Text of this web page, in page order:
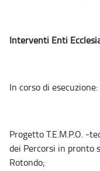
Interventi Enti
In corso di esecuzione:
Progetto T.E.M.P.O. -
dei Percorsi in pronto
Rotondo;